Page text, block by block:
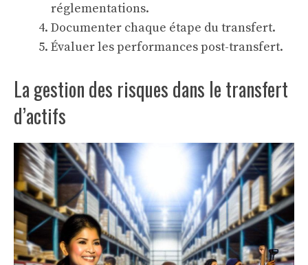
réglementations.
Documenter chaque étape du transfert.
Évaluer les performances post-transfert.
La gestion des risques dans le transfert
d’actifs